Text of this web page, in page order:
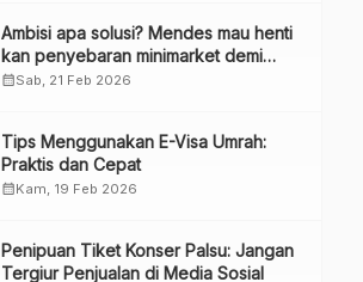
Ambisi apa solusi? Mendes mau henti
kan penyebaran minimarket demi
kopdes.
calendar_monthSab, 21 Feb 2026
Tips Menggunakan E-Visa Umrah:
Praktis dan Cepat
calendar_monthKam, 19 Feb 2026
Penipuan Tiket Konser Palsu: Jangan
Tergiur Penjualan di Media Sosial